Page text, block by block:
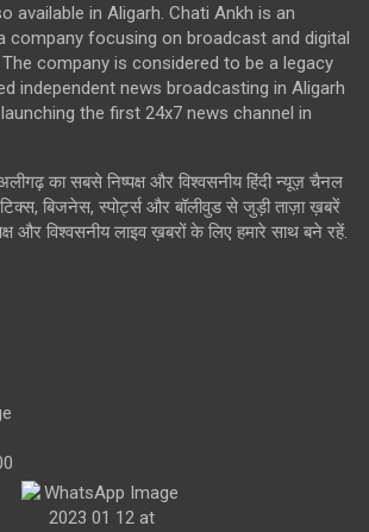
available in Aligarh. Chati Ankh is an
company focusing on broadcast and digital
company is considered to be a legacy
independent news broadcasting in Aligarh
the first 24x7 news channel in
का सबसे निष्पक्ष और विश्वसनीय हिंदी न्यूज़ चैनल
बिजनेस, स्पोर्ट्स और बॉलीवुड से जुड़ी ताज़ा ख़बरें
और विश्वसनीय लाइव ख़बरों के लिए हमारे साथ बने रहें.